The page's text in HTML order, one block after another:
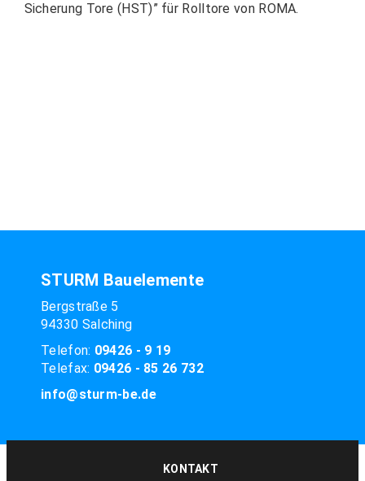
Sicherung Tore (HST)” für Rolltore von ROMA.
STURM Bauelemente
Bergstraße 5
94330 Salching
Telefon: 09426 - 9 19
Telefax: 09426 - 85 26 732
info@sturm-be.de
KONTAKT